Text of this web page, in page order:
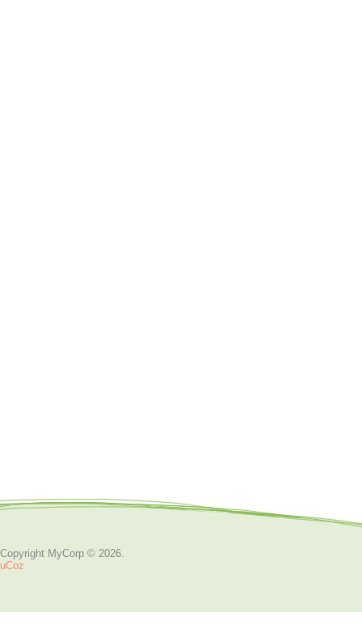
Copyright MyCorp © 2026.
uCoz